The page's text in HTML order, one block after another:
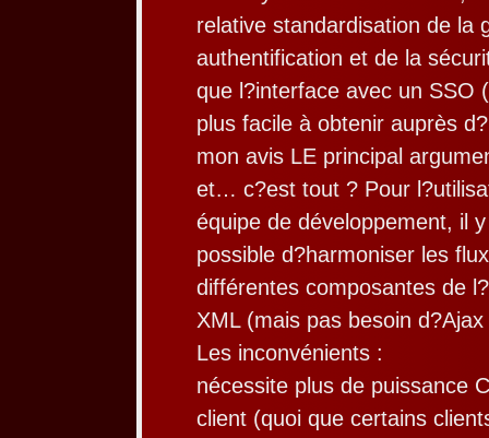
relative standardisation de la
authentification et de la
que l?interface avec un SSO
plus facile à obtenir auprès
mon avis LE principal
et… c?est tout ? Pour
équipe de développement, il
possible d?harmoniser les
différentes composantes de
XML (mais pas besoin
Les inconvénients :
nécessite plus de puissance
client (quoi que certains